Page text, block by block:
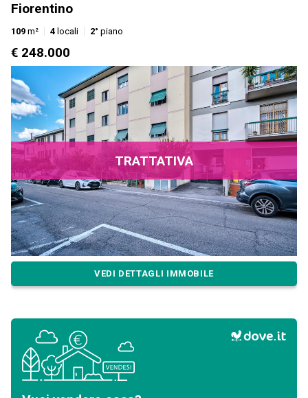
Fiorentino
109 m² 4 locali 2° piano
€ 248.000
TRATTATIVA
VEDI DETTAGLI IMMOBILE